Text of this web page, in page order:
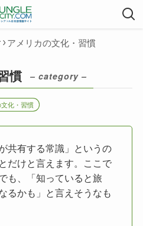
アメリカの文化・習慣
慣 – category –
化・習慣
共有する常識」というの
だけと言えます。ここで
も、「知っていると旅
るかも」と言えそうなも